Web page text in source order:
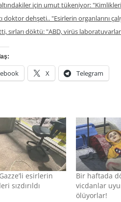
için umut tükeniyor:
doktor dehşeti.. "Esirlerin organlarını
sırları döktü: "ABD, virüs
X Telegram
esirlerin
sızdırıldı
Bir haftada
vicdanlar
ölüyorlar!